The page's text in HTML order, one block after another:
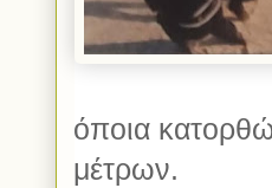
όποια
μέτρων.